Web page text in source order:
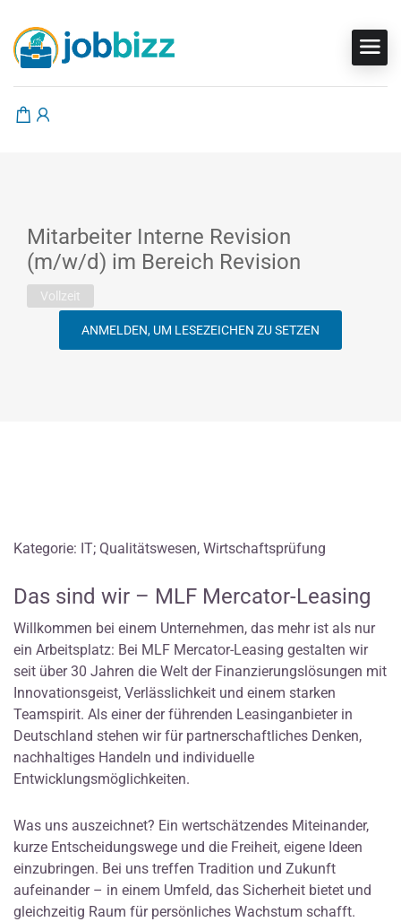
Mitarbeiter Interne Revision
(m/w/d) im Bereich Revision
Vollzeit
ANMELDEN, UM LESEZEICHEN ZU SETZEN
Kategorie: IT; Qualitätswesen, Wirtschaftsprüfung
Das sind wir – MLF Mercator-Leasing
Willkommen bei einem Unternehmen, das mehr ist als nur
ein Arbeitsplatz: Bei MLF Mercator-Leasing gestalten wir
seit über 30 Jahren die Welt der Finanzierungslösungen mit
Innovationsgeist, Verlässlichkeit und einem starken
Teamspirit. Als einer der führenden Leasinganbieter in
Deutschland stehen wir für partnerschaftliches Denken,
nachhaltiges Handeln und individuelle
Entwicklungsmöglichkeiten.
Was uns auszeichnet? Ein wertschätzendes Miteinander,
kurze Entscheidungswege und die Freiheit, eigene Ideen
einzubringen. Bei uns treffen Tradition und Zukunft
aufeinander – in einem Umfeld, das Sicherheit bietet und
gleichzeitig Raum für persönliches Wachstum schafft.